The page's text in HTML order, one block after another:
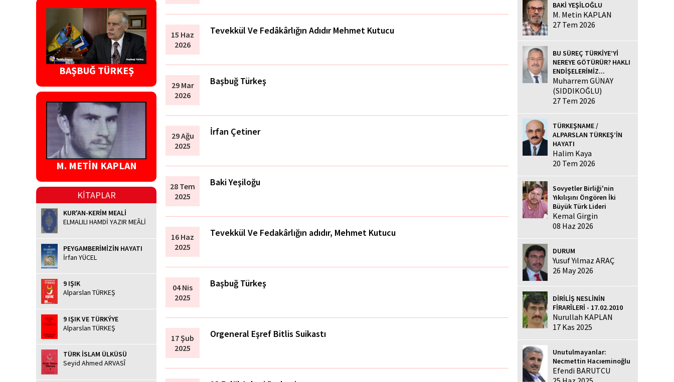
BAŞBUĞ TÜRKEŞ
M. METİN KAPLAN
KİTAPLAR
KUR'AN-KERİM MEALİ
ELMALILI HAMDİ YAZIR MEÂLİ
PEYGAMBERİMİZİN HAYATI
İrfan YÜCEL
9 IŞIK
Alparslan TÜRKEŞ
9 IŞIK VE TÜRKÝYE
Alparslan TÜRKEŞ
TÜRK İSLAM ÜLKÜSÜ
Seyid Ahmed ARVASÎ
15 Haz
2026
Tevekkül Ve Fedâkârlığın Adıdır Mehmet Kutucu
29 Mar
2026
Başbuğ Türkeş
29 Ağu
2025
İrfan Çetiner
28 Tem
2025
Baki Yeşiloğu
16 Haz
2025
Tevekkül Ve Fedakârlığın adıdır, Mehmet Kutucu
04 Nis
2025
Başbuğ Türkeş
17 Şub
2025
Orgeneral Eşref Bitlis Suikastı
BAKİ YEŞİLOĞLU
M. Metin KAPLAN
27 Tem 2026
BU SÜREÇ TÜRKİYE’Yİ
NEREYE GÖTÜRÜR? HAKLI
ENDİŞELERİMİZ...
Muharrem GÜNAY
(SIDDIKOĞLU)
27 Tem 2026
TÜRKEŞNAME /
ALPARSLAN TÜRKEŞ’İN
HAYATI
Halim Kaya
20 Tem 2026
Sovyetler Birliği'nin
Yıkılışını Öngören İki
Büyük Türk Lideri
Kemal Girgin
08 Haz 2026
DURUM
Yusuf Yılmaz ARAÇ
26 May 2026
DİRİLİŞ NESLİNİN
FİRARÎLERİ - 17.02.2010
Nurullah KAPLAN
17 Kas 2025
Unutulmayanlar:
Necmettin Hacıeminoğlu
Efendi BARUTCU